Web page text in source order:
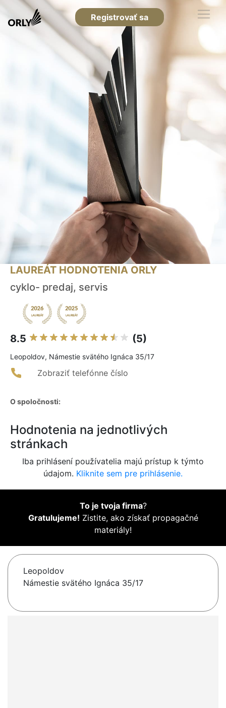
Registrovať sa
LAUREÁT HODNOTENIA ORLY
cyklo- predaj, servis
8.5 (5)
Leopoldov, Námestie svätého Ignáca 35/17
Zobraziť telefónne číslo
O spoločnosti:
Hodnotenia na jednotlivých
stránkach
Iba prihlásení používatelia majú prístup k týmto
údajom. Kliknite sem pre prihlásenie.
To je tvoja firma?
Gratulujeme! Zistite, ako získať propagačné
materiály!
Leopoldov
Námestie svätého Ignáca 35/17